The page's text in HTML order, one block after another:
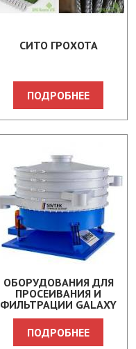
СИТО ГРОХОТА
ПОДРОБНЕЕ
ОБОРУДОВАНИЯ ДЛЯ
ПРОСЕИВАНИЯ И
ФИЛЬТРАЦИИ GALAXY
SIVTEK
ПОДРОБНЕЕ